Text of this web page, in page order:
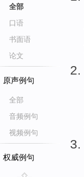
全部
口语
书面语
论文
原声例句
全部
音频例句
视频例句
权威例句